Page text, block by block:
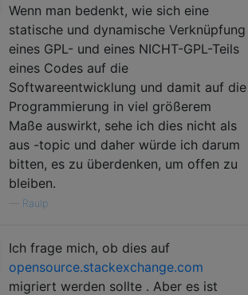
Wenn man bedenkt, wie sich eine
statische und dynamische Verknüpfung
eines GPL- und eines NICHT-GPL-Teils
eines Codes auf die
Softwareentwicklung und damit auf die
Programmierung in viel größerem
Maße auswirkt, sehe ich dies nicht als
aus -topic und daher würde ich darum
bitten, es zu überdenken, um offen zu
bleiben.
Raulp
Ich frage mich, ob dies auf
opensource.stackexchange.com
migriert werden sollte . Aber es ist